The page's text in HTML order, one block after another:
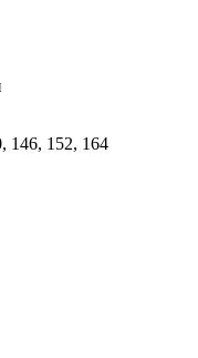
146, 152, 164